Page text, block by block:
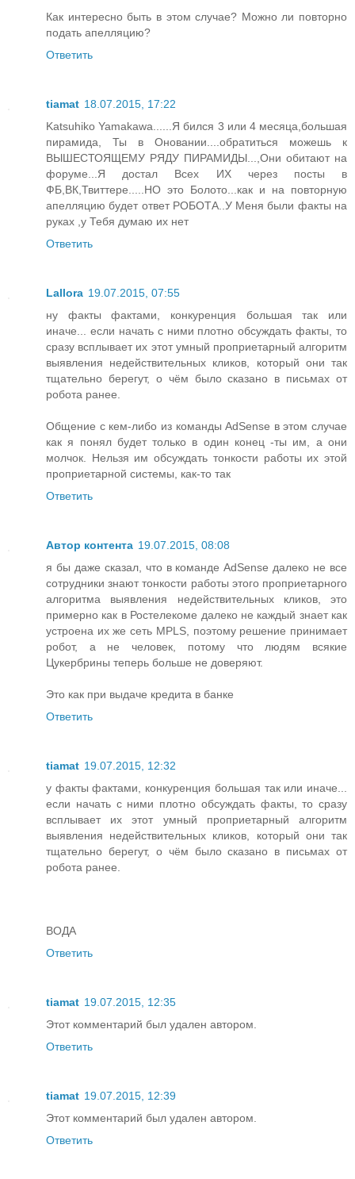
Как интересно быть в этом случае? Можно ли повторно
подать апелляцию?
Ответить
tiamat 18.07.2015, 17:22
Katsuhiko Yamakawa......Я бился 3 или 4 месяца,большая
пирамида, Ты в Оновании....обратиться можешь к
ВЫШЕСТОЯЩЕМУ РЯДУ ПИРАМИДЫ...,Они обитают на
форуме...Я достал Всех ИХ через посты в
ФБ,ВК,Твиттере.....НО это Болото...как и на повторную
апелляцию будет ответ РОБОТА..У Меня были факты на
руках ,у Тебя думаю их нет
Ответить
Lallora 19.07.2015, 07:55
ну факты фактами, конкуренция большая так или
иначе... если начать с ними плотно обсуждать факты, то
сразу всплывает их этот умный проприетарный алгоритм
выявления недействительных кликов, который они так
тщательно берегут, о чём было сказано в письмах от
робота ранее.
Общение с кем-либо из команды AdSense в этом случае
как я понял будет только в один конец -ты им, а они
молчок. Нельзя им обсуждать тонкости работы их этой
проприетарной системы, как-то так
Ответить
Автор контента 19.07.2015, 08:08
я бы даже сказал, что в команде AdSense далеко не все
сотрудники знают тонкости работы этого проприетарного
алгоритма выявления недействительных кликов, это
примерно как в Ростелекоме далеко не каждый знает как
устроена их же сеть MPLS, поэтому решение принимает
робот, а не человек, потому что людям всякие
Цукербрины теперь больше не доверяют.
Это как при выдаче кредита в банке
Ответить
tiamat 19.07.2015, 12:32
у факты фактами, конкуренция большая так или иначе...
если начать с ними плотно обсуждать факты, то сразу
всплывает их этот умный проприетарный алгоритм
выявления недействительных кликов, который они так
тщательно берегут, о чём было сказано в письмах от
робота ранее.
ВОДА
Ответить
tiamat 19.07.2015, 12:35
Этот комментарий был удален автором.
Ответить
tiamat 19.07.2015, 12:39
Этот комментарий был удален автором.
Ответить